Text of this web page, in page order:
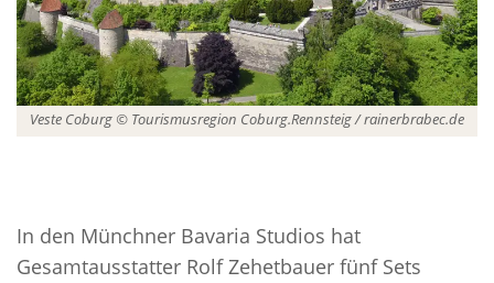
Veste Coburg © Tourismusregion Coburg.Rennsteig / rainerbrabec.de
In den Münchner Bavaria Studios hat
Gesamtausstatter Rolf Zehetbauer fünf Sets